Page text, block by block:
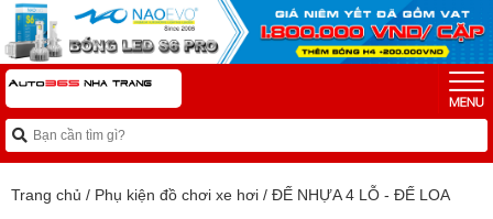
Trang chủ / Phụ kiện đồ chơi xe hơi / ĐẾ NHỰA 4 LỖ - ĐẾ LOA